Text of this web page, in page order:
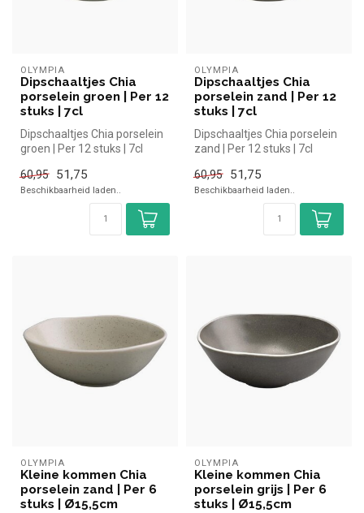
OLYMPIA
Dipschaaltjes Chia
porselein groen | Per 12
stuks | 7cl
Dipschaaltjes Chia porselein
groen | Per 12 stuks | 7cl
60,95
51,75
Beschikbaarheid laden..
OLYMPIA
Dipschaaltjes Chia
porselein zand | Per 12
stuks | 7cl
Dipschaaltjes Chia porselein
zand | Per 12 stuks | 7cl
60,95
51,75
Beschikbaarheid laden..
OLYMPIA
Kleine kommen Chia
porselein zand | Per 6
stuks | Ø15,5cm
OLYMPIA
Kleine kommen Chia
porselein grijs | Per 6
stuks | Ø15,5cm